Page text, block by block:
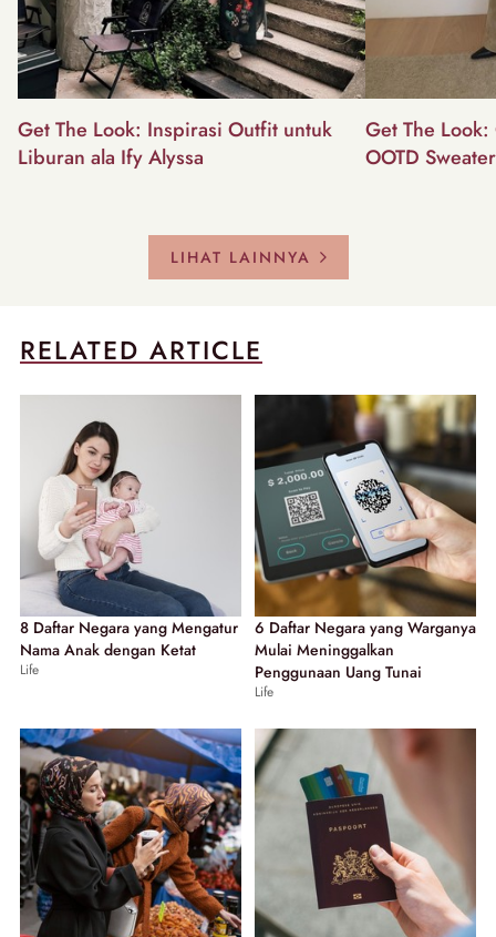
Get The Look: Inspirasi Outfit untuk
Liburan ala Ify Alyssa
Get The
OOTD
LIHAT LAINNYA
RELATED ARTICLE
8 Daftar Negara yang Mengatur
Nama Anak dengan Ketat
Life
6 Daftar Negara yang Warganya
Mulai Meninggalkan
Penggunaan Uang Tunai
Life